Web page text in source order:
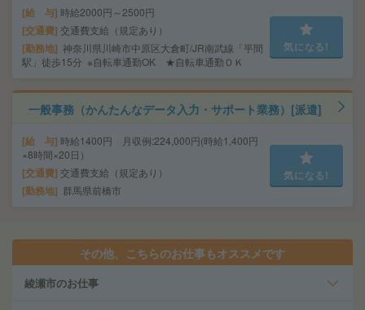
給 与 時給2000円～2500円
交通費 交通費支給（規定あり）
勤務地 神奈川県川崎市中原区大倉町/JR南武線「平間
駅」徒歩15分 ※自転車通勤OK ★自転車通勤ＯＫ
気になる!
一般事務（かんたんなデータ入力・サポート業務）[派遣]
給 与 時給1400円 月収例:224,000円(時給1,400円
×8時間×20日）
交通費 交通費支給（規定あり）
勤務地 群馬県前橋市
気になる!
その他、こちらのお仕事もオススメです
綾瀬市のお仕事